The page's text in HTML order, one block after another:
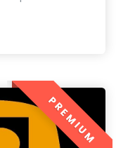
PREMIUM